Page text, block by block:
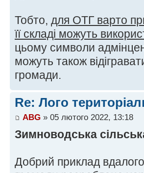
Тобто, для ОТГ варто
її складі можуть
цьому символи
можуть також
громади.
Re: Лого
ABG » 05 лютого 2022, 13:18
Зимноводська
Добрий приклад